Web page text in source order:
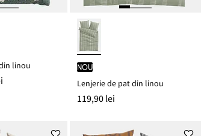
linou nou
Lenjerie de pat din linou
119,90 lei